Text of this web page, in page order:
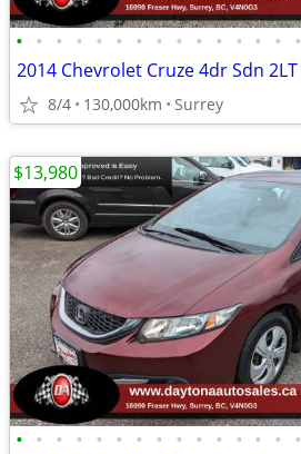
• • • • • • • • • • • • • • •
2014 Chevrolet Cruze 4dr Sdn 2LT
8/4 130,000km Surrey
• • • • • • • • • • • • • • •
$13,980